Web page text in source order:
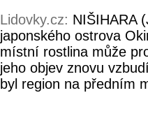
Lidovky.cz: NIŠIHARA
japonského ostrova
místní rostlina může
jeho objev znovu
byl region na předním